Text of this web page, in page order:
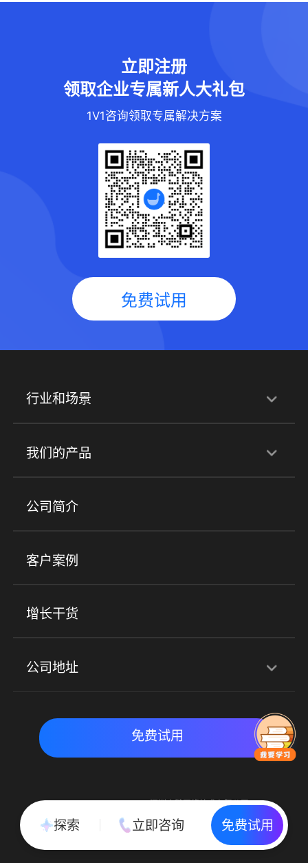
立即注册
领取企业专属新人大礼包
1V1咨询领取专属解决方案
免费试用
行业和场景
行业解决方案
培训机构 职业技能培训 兴趣培训
金融行业
心理机构
实时私域带货 数字化运营
我们的产品
产品
小程序商城 ERP 企微SCRM
社群圈子
公司简介
客户案例
增长干货
公司地址
北京地址：北京市朝阳区朝外大街乙6号23层
免费试用
Copyright © 2015-2018 深圳小鹅网络技术有限公司
All Rights Reserved. 粤ICP备15020529号
粤公网安备 44030502002037号
探索 立即咨询 免费试用